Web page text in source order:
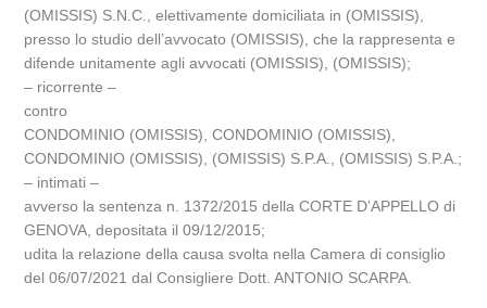
(OMISSIS) S.N.C., elettivamente domiciliata in (OMISSIS),
presso lo studio dell’avvocato (OMISSIS), che la rappresenta e
difende unitamente agli avvocati (OMISSIS), (OMISSIS);
– ricorrente –
contro
CONDOMINIO (OMISSIS), CONDOMINIO (OMISSIS),
CONDOMINIO (OMISSIS), (OMISSIS) S.P.A., (OMISSIS) S.P.A.;
– intimati –
avverso la sentenza n. 1372/2015 della CORTE D’APPELLO di
GENOVA, depositata il 09/12/2015;
udita la relazione della causa svolta nella Camera di consiglio
del 06/07/2021 dal Consigliere Dott. ANTONIO SCARPA.